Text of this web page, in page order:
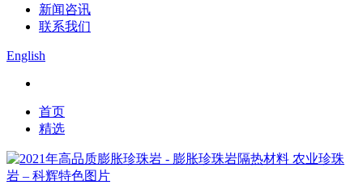
新闻咨讯
联系我们
English
首页
精选